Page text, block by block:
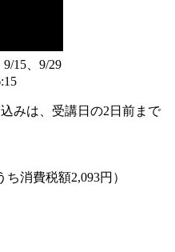
9/15、9/29
みは、受講日の2日前まで
消費税額2,093円）